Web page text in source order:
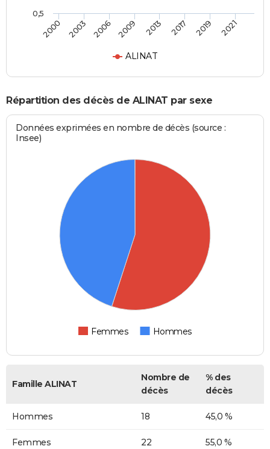
ALINAT
2000 2003 2006 2009 2013 2017 2019 2021
0,5
Répartition des décès de ALINAT par sexe
Données exprimées en nombre de décès (source :
Insee)
Femmes Hommes
Famille ALINAT
Nombre de
décès
% des
décès
Hommes 18 45,0 %
Femmes 22 55,0 %